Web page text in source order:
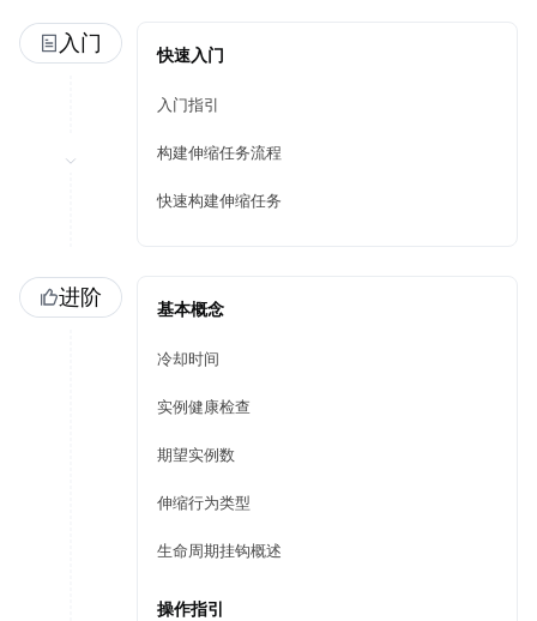
入门 快速入门
入门指引
构建伸缩任务流程
快速构建伸缩任务
进阶 基本概念
冷却时间
实例健康检查
期望实例数
伸缩行为类型
生命周期挂钩概述
操作指引